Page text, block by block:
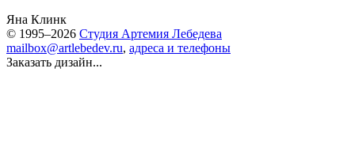
Яна Клинк
© 1995–2026 Студия Артемия Лебедева
mailbox@artlebedev.ru, адреса и телефоны
Заказать дизайн...